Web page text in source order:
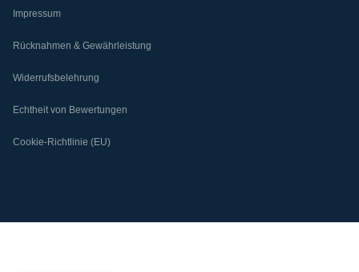
Impressum
Rücknahmen & Gewährleistung
Widerrufsbelehrung
Echtheit von Bewertungen
Cookie-Richtlinie (EU)